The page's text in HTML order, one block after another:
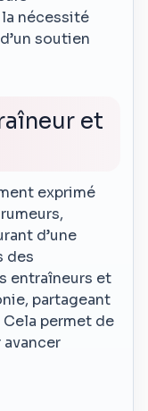
nécessité
soutien
et
exprimé
d’une
des
entraîneurs et
partageant
permet de